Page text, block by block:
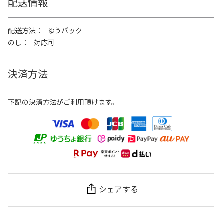
配送方法
ゆうパック
のし
対応可
決済方法
下記の決済方法がご利用頂けます。
シェアする